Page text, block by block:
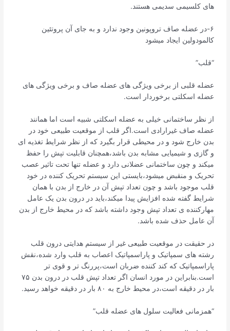
های کلسیمی سدیمی هستند.
۶-در عضله صاف تروپونین وجود ندارد و به جای آن پروتئین
کالمودولین ایجاد میشود
“قلب”
عضله قلبی از برخی ویژگی های عضله صاف و برخی ویژگی های
عضله اسکلتی برخوردار است.
از نظر ساختمانی خیلی به عضله اسکلتی شبیه است اما همانند
عضله صاف غیرارادی است.اگر قلب از موقعیت طبیعی خود در
بدن خارج شود و در محیطی قرار بگیرد که از نظر شرایط تغذیه ای
و گازی و شیمیایی مشابه بدن باشد،همچنان قابلیت تپش را حفظ
میکند و چون ساختمانی عضلانی دارد و عضله تنها تحت تاثیر عصب
تحریک و منقبض میشود،بایستی این سیستم تحریک کننده در خود
قلب موجود باشد و چون تعداد تپش آن در خارج از بدن با همان
شرایط گفته شده افزایش پیدا میکند،باید در درون بدن یک عامل
مهارکننده ی تعداد تپش وجود داشته باشد که در محیط خارج از بدن
آن عامل حذف شده باشد.
در حقیقت در موقعیت طبیعی غیر از سیستم هدایتی درون قلب
رشته های سمپاتیک و پاراسمپاتیک اعصاب به قلب وارد شده،نقش
پاراسمپاتیک که کند کننده ضربان است،پررنگ تر و قوی تر
است.بنابراین در مورد انسان اگر تعداد تپش قلب در درون بدن ۷۵
بار در دقیقه است،در محیط خارج به ۸۰ بار در دقیقه خواهد رسید.
“همزمانی فعالیت سلول های عضله قلب”